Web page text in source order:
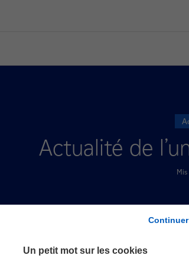
Actualité de
Un petit mot sur les cookies